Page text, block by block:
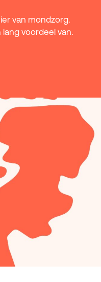
van mondzorg.
lang voordeel van.